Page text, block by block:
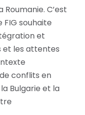
Roumanie. C’est
souhaite
et
et les attentes
conflits en
Bulgarie et la